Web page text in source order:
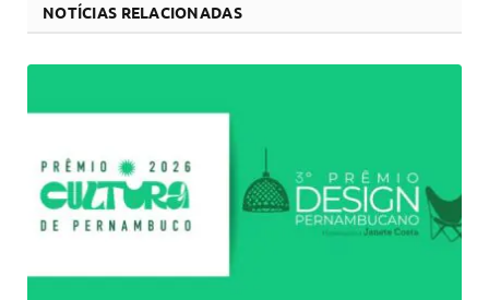
NOTÍCIAS RELACIONADAS